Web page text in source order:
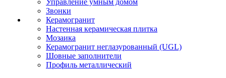
Управление умным домом
Звонки
Керамогранит
Настенная керамическая плитка
Мозаика
Керамогранит неглазурованный (UGL)
Шовные заполнители
Профиль металлический